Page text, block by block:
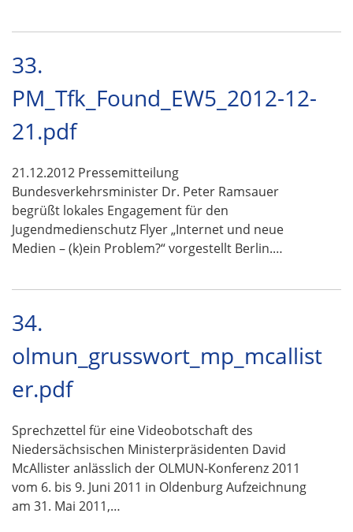
33.
PM_Tfk_Found_EW5_2012-12-
21.pdf
21.12.2012 Pressemitteilung
Bundesverkehrsminister Dr. Peter Ramsauer
begrüßt lokales Engagement für den
Jugendmedienschutz Flyer „Internet und neue
Medien – (k)ein Problem?“ vorgestellt Berlin.…
34.
olmun_grusswort_mp_mcallist
er.pdf
Sprechzettel für eine Videobotschaft des
Niedersächsischen Ministerpräsidenten David
McAllister anlässlich der OLMUN-Konferenz 2011
vom 6. bis 9. Juni 2011 in Oldenburg Aufzeichnung
am 31. Mai 2011,…